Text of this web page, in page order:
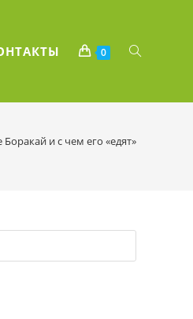
0
ПОИСК
Боракай и с чем его «едят»